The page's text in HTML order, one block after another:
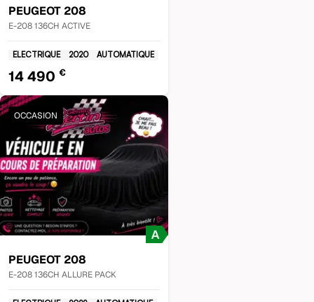
PEUGEOT 208
E-208 136CH ACTIVE
ELECTRIQUE 2020 AUTOMATIQUE
14 490 €
OCCASION
PEUGEOT 208
E-208 136CH ALLURE PACK